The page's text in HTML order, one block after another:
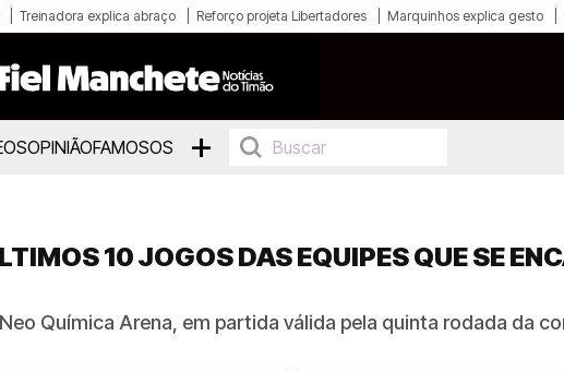
Treinadora explica abraço Reforço projeta Libertadores Marquinhos explica gesto
OPINIÃOFAMOSOS +
10 JOGOS DAS EQUIPES QUE SE
Química Arena, em partida válida pela quinta rodada da